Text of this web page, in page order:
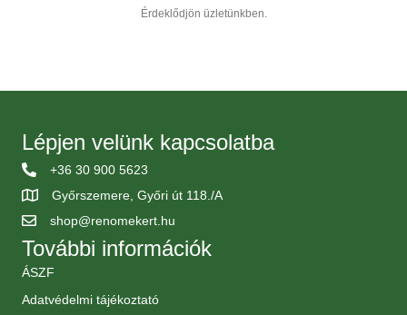
Érdeklődjön üzletünkben.
Lépjen velünk kapcsolatba
+36 30 900 5623
Győrszemere, Győri út 118./A
shop@renomekert.hu
További információk
ÁSZF
Adatvédelmi tájékoztató